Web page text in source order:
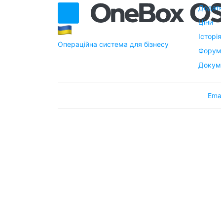
Операційна система для бізнесу
Ціни
Форум